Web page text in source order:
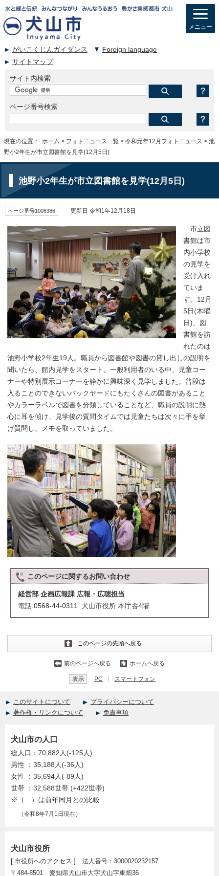
がいこくじんガイダンス
Foreign language
サイトマップ
サイト内検索
ページ番号検索
メニュー
現在の位置： ホーム > フォトニュース一覧 > 令和元年12月フォトニュース > 池
野小2年生が市立図書館を見学(12月5日)
池野小2年生が市立図書館を見学(12月5日)
ページ番号1006386 更新日 令和1年12月18日
市立図
書館は市
内小学校
の見学を
受け入れ
ていま
す。12月
5日(木曜
日)、図
書館を訪
れたのは
池野小学校2年生19人。職員から図書館や図書の貸し出しの説明を
聞いたら、館内見学をスタート。一般利用者のいる中、児童コー
ナーや特別展示コーナーを静かに興味深く見学しました。普段は
入ることのできないバックヤードにもたくさんの図書があること
やカラーラベルで図書を分類していることなど、職員の説明に熱
心に耳を傾け、見学後の質問タイムでは児童たちは次々に手を挙
げ質問し、メモを取っていました。
このページに関するお問い合わせ
経営部 企画広報課 広報・広聴担当
電話:0568-44-0311 犬山市役所 本庁舎4階
このページの先頭へ戻る
前のページへ戻る ホームへ戻る
表示 PC スマートフォン
このサイトについて
プライバシーについて
著作権・リンクについて
免責事項
犬山市役所
[ 市役所へのアクセス ] 法人番号：3000020232157
〒484-8501 愛知県犬山市大字犬山字東畑36
犬山市の人口
総人口：70,882人(-125人)
男性 ：35,188人(-36人)
女性 ：35,694人(-89人)
世帯 ：32,588世帯 (+422世帯)
※（ ）は前年同月との比較
（令和8年7月1日現在）